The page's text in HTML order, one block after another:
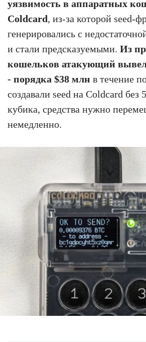
уязвимость в аппаратных
Coldcard, из-за которой seed-
генерировались с
и стали предсказуемыми. Из
кошельков атакующий вывел
- порядка $38 млн в течение
создавали seed на Coldcard без
кубика, средства нужно
немедленно.